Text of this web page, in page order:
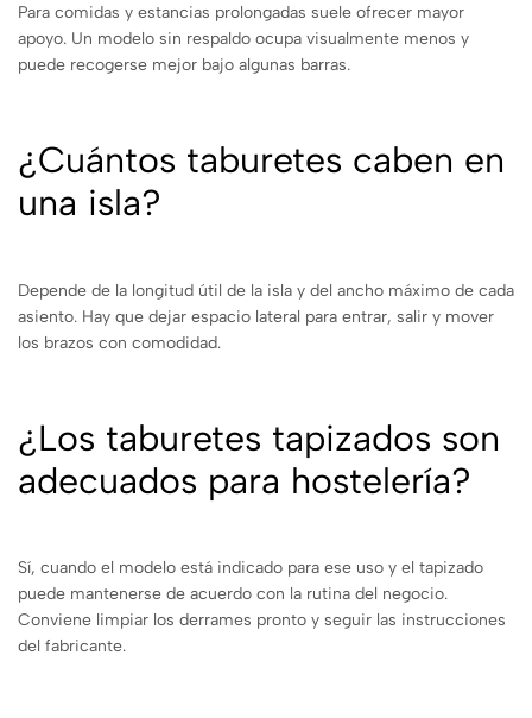
Para comidas y estancias prolongadas suele ofrecer mayor
apoyo. Un modelo sin respaldo ocupa visualmente menos y
puede recogerse mejor bajo algunas barras.
¿Cuántos taburetes caben en
una isla?
Depende de la longitud útil de la isla y del ancho máximo de cada
asiento. Hay que dejar espacio lateral para entrar, salir y mover
los brazos con comodidad.
¿Los taburetes tapizados son
adecuados para hostelería?
Sí, cuando el modelo está indicado para ese uso y el tapizado
puede mantenerse de acuerdo con la rutina del negocio.
Conviene limpiar los derrames pronto y seguir las instrucciones
del fabricante.